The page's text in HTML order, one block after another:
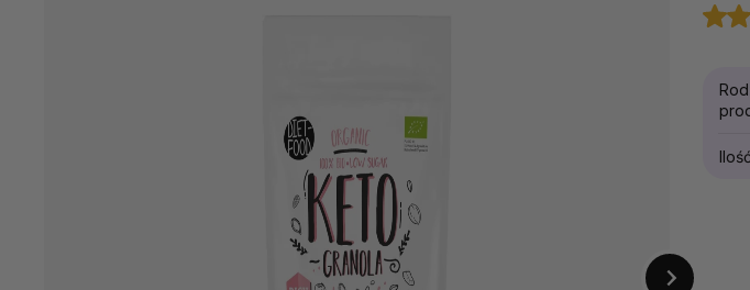
Ilość